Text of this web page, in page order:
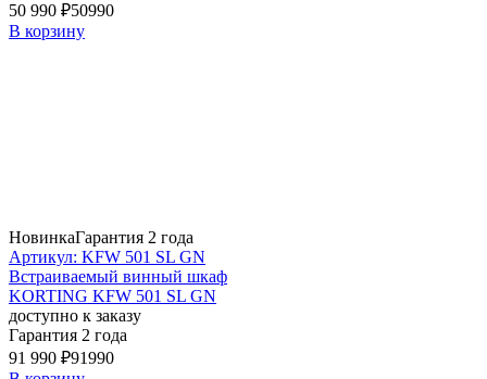
50 990 ₽50990
В корзину
НовинкаГарантия 2 года
Артикул: KFW 501 SL GN
Встраиваемый винный шкаф
KORTING KFW 501 SL GN
доступно к заказу
Гарантия 2 года
91 990 ₽91990